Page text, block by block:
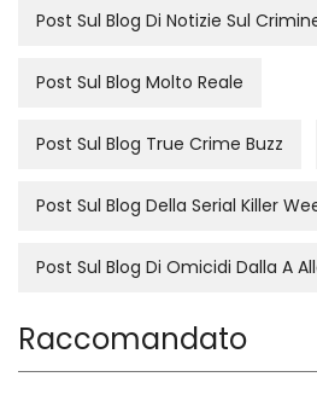
Post Sul Blog Di Notizie Sul
Post Sul Blog Molto Reale
Post Sul Blog True Crime Buzz
Post Sul Blog Della Serial Killer
Post Sul Blog Di Omicidi Dalla A
Raccomandato